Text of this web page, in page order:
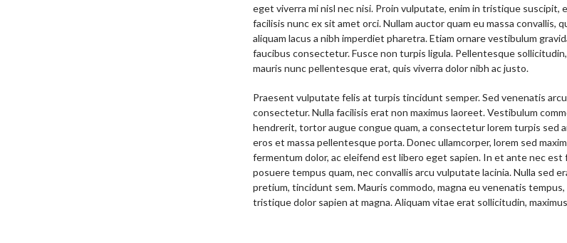
eget viverra mi nisl nec nisi. Proin vulputate, enim in tristique suscipit,
facilisis nunc ex sit amet orci. Nullam auctor quam eu massa convallis,
aliquam lacus a nibh imperdiet pharetra. Etiam ornare vestibulum
faucibus consectetur. Fusce non turpis ligula. Pellentesque
mauris nunc pellentesque erat, quis viverra dolor nibh ac justo.
Praesent vulputate felis at turpis tincidunt semper. Sed venenatis
consectetur. Nulla facilisis erat non maximus laoreet. Vestibulum
hendrerit, tortor augue congue quam, a consectetur lorem turpis sed
eros et massa pellentesque porta. Donec ullamcorper, lorem sed
fermentum dolor, ac eleifend est libero eget sapien. In et ante nec est
posuere tempus quam, nec convallis arcu vulputate lacinia. Nulla sed
pretium, tincidunt sem. Mauris commodo, magna eu venenatis tempus,
tristique dolor sapien at magna. Aliquam vitae erat sollicitudin,